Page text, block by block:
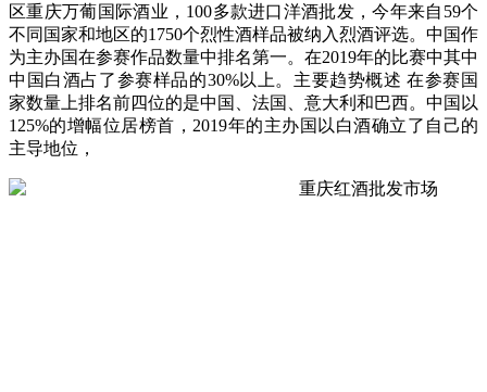
区重庆万葡国际酒业，100多款进口洋酒批发，今年来自59个
不同国家和地区的1750个烈性酒样品被纳入烈酒评选。中国作
为主办国在参赛作品数量中排名第一。在2019年的比赛中其中
中国白酒占了参赛样品的30%以上。主要趋势概述 在参赛国
家数量上排名前四位的是中国、法国、意大利和巴西。中国以
125%的增幅位居榜首，2019年的主办国以白酒确立了自己的
主导地位，